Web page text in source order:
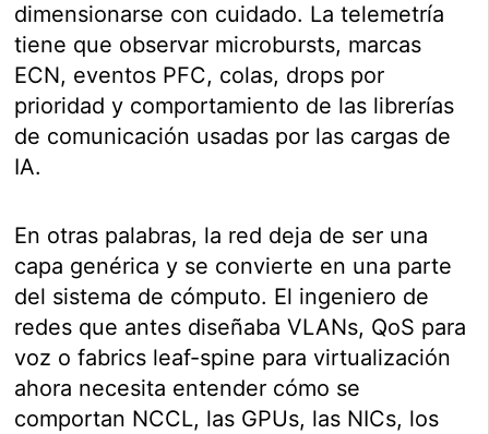
dimensionarse con cuidado. La telemetría
tiene que observar microbursts, marcas
ECN, eventos PFC, colas, drops por
prioridad y comportamiento de las librerías
de comunicación usadas por las cargas de
IA.
En otras palabras, la red deja de ser una
capa genérica y se convierte en una parte
del sistema de cómputo. El ingeniero de
redes que antes diseñaba VLANs, QoS para
voz o fabrics leaf-spine para virtualización
ahora necesita entender cómo se
comportan NCCL, las GPUs, las NICs, los